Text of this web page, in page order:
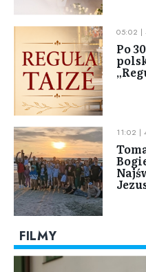
05:02 |
Po
11:02 |
FILMY